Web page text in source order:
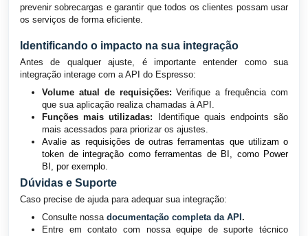
prevenir sobrecargas e garantir que todos os clientes possam usar
os serviços de forma eficiente.
Identificando o impacto na sua integração
Antes de qualquer ajuste, é importante entender como sua
integração interage com a API do Espresso:
Volume atual de requisições: Verifique a frequência com
que sua aplicação realiza chamadas à API.
Funções mais utilizadas: Identifique quais endpoints são
mais acessados para priorizar os ajustes.
Avalie as requisições de outras ferramentas que utilizam o
token de integração como ferramentas de BI, como Power
BI, por exemplo.
Dúvidas e Suporte
Caso precise de ajuda para adequar sua integração:
Consulte nossa documentação completa da API .
Entre em contato com nossa equipe de suporte técnico